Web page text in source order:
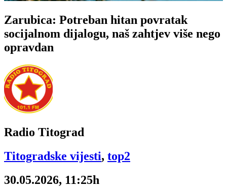
Zarubica: Potreban hitan povratak
socijalnom dijalogu, naš zahtjev više nego
opravdan
Radio Titograd
Titogradske vijesti, top2
30.05.2026, 11:25h